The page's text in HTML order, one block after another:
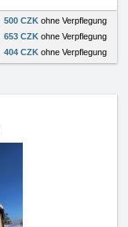
500 CZK ohne Verpflegung
653 CZK ohne Verpflegung
404 CZK ohne Verpflegung